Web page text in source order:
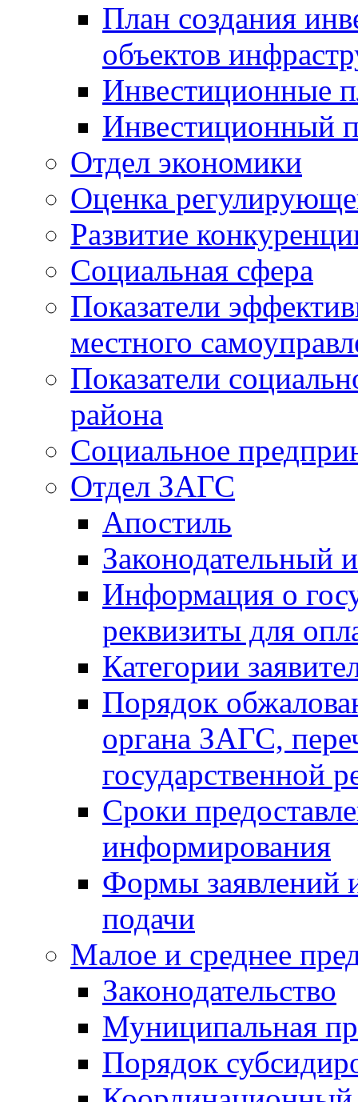
План создания
объектов
Инвестиционные
Инвестиционный
Отдел экономики
Оценка
Развитие
Социальная сфера
Показатели
местного
Показатели
района
Социальное
Отдел ЗАГС
Апостиль
Законодательный
Информация о
реквизиты для
Категории
Порядок
органа ЗАГС,
государственной
Сроки
информирования
Формы заявлений
подачи
Малое и среднее
Законодательство
Муниципальная
Порядок